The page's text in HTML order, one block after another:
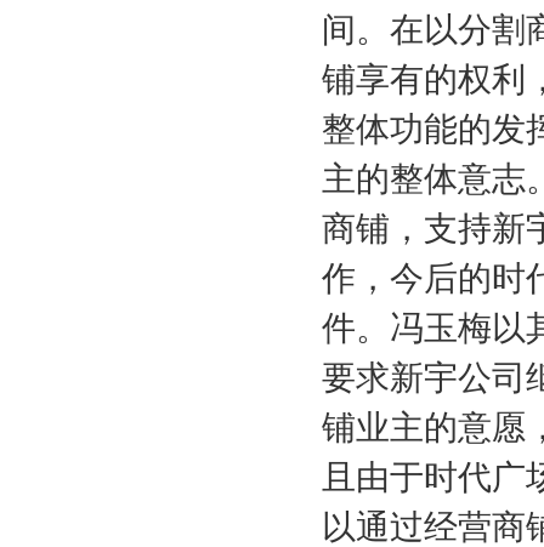
间。在以分割
铺享有的权利
整体功能的发
主的整体意志
商铺，支持新
作，今后的时
件。冯玉梅以
要求新宇公司
铺业主的意愿
且由于时代广
以通过经营商